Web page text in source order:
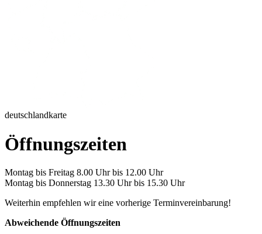
deutschlandkarte
Öffnungszeiten
Montag bis Freitag 8.00 Uhr bis 12.00 Uhr
Montag bis Donnerstag 13.30 Uhr bis 15.30 Uhr
Weiterhin empfehlen wir eine vorherige Terminvereinbarung!
Abweichende Öffnungszeiten